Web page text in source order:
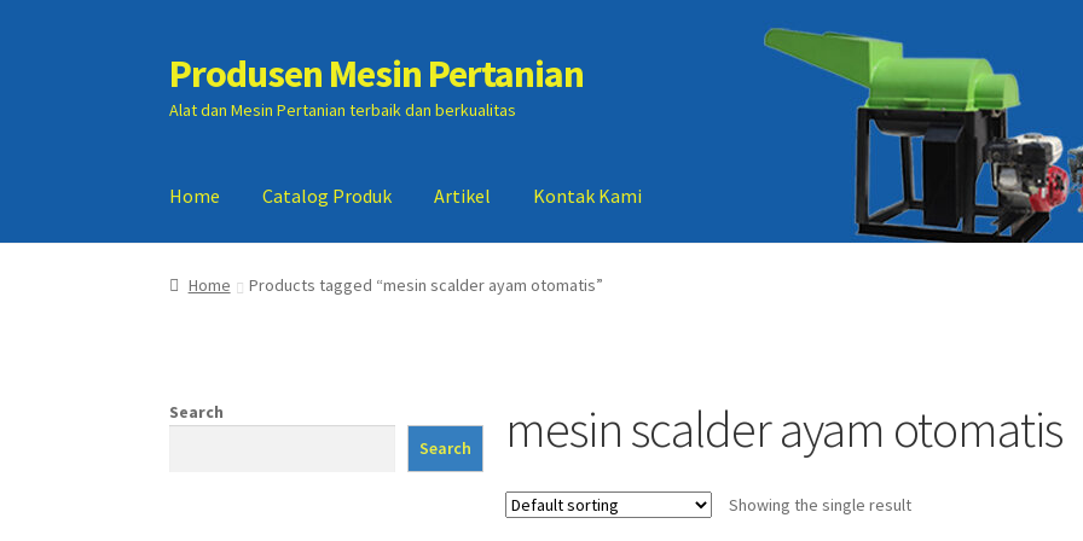
Skip
to
navigation
Skip
to
content
Produsen Mesin Pertanian
Alat dan Mesin Pertanian terbaik dan berkualitas
Home Catalog Produk Artikel Kontak Kami
Home Artikel Cart Checkout Kontak Kami My account
Home Products tagged “mesin scalder ayam otomatis”
mesin scalder ayam otomatis
Showing the single result
Search
Search